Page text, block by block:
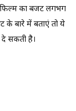
फिल्म का बजट लगभग
के बारे में बताएं तो ये
सकती है।